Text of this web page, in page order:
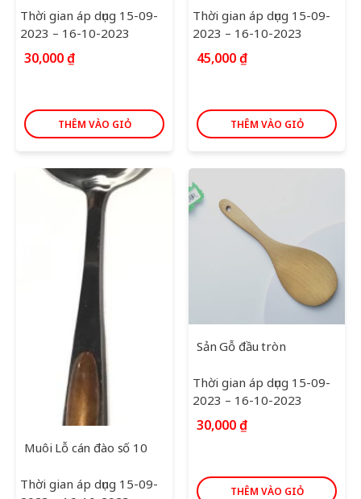
Thời gian áp dụng 15-09-
2023 – 16-10-2023
30,000₫
THÊM VÀO GIỎ
Thời gian áp dụng 15-09-
2023 – 16-10-2023
45,000₫
THÊM VÀO GIỎ
Muôi Lỗ cán đào số 10
Thời gian áp dụng 15-09-
Sản Gỗ đầu tròn
Thời gian áp dụng 15-09-
2023 – 16-10-2023
30,000₫
THÊM VÀO GIỎ